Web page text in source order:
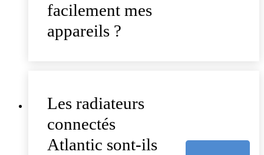
facilement mes
appareils ?
Les radiateurs
connectés
Atlantic sont-ils